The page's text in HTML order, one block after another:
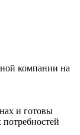
компании на
и готовы